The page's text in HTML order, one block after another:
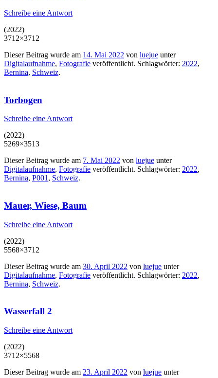
Schreibe eine Antwort
(2022)
3712×3712
Dieser Beitrag wurde am 14. Mai 2022 von luejue unter
Digitalaufnahme, Fotografie veröffentlicht. Schlagwörter: 2022,
Bernina, Schweiz.
Torbogen
Schreibe eine Antwort
(2022)
5269×3513
Dieser Beitrag wurde am 7. Mai 2022 von luejue unter
Digitalaufnahme, Fotografie veröffentlicht. Schlagwörter: 2022,
Bernina, P001 , Schweiz.
Mauer, Wiese, Baum
Schreibe eine Antwort
(2022)
5568×3712
Dieser Beitrag wurde am 30. April 2022 von luejue unter
Digitalaufnahme, Fotografie veröffentlicht. Schlagwörter: 2022,
Bernina, Schweiz.
Wasserfall 2
Schreibe eine Antwort
(2022)
3712×5568
Dieser Beitrag wurde am 23. April 2022 von luejue unter